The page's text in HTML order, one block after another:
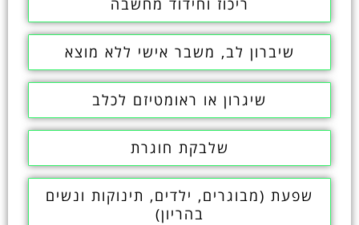
ריכוז וחידוד מחשבה
שיברון לב, משבר אישי ללא מוצא
שיגרון או ראומטיזם לכלב
שלבקת חוגרת
שפעת (מבוגרים, ילדים, תינוקות ונשים
בהריון)